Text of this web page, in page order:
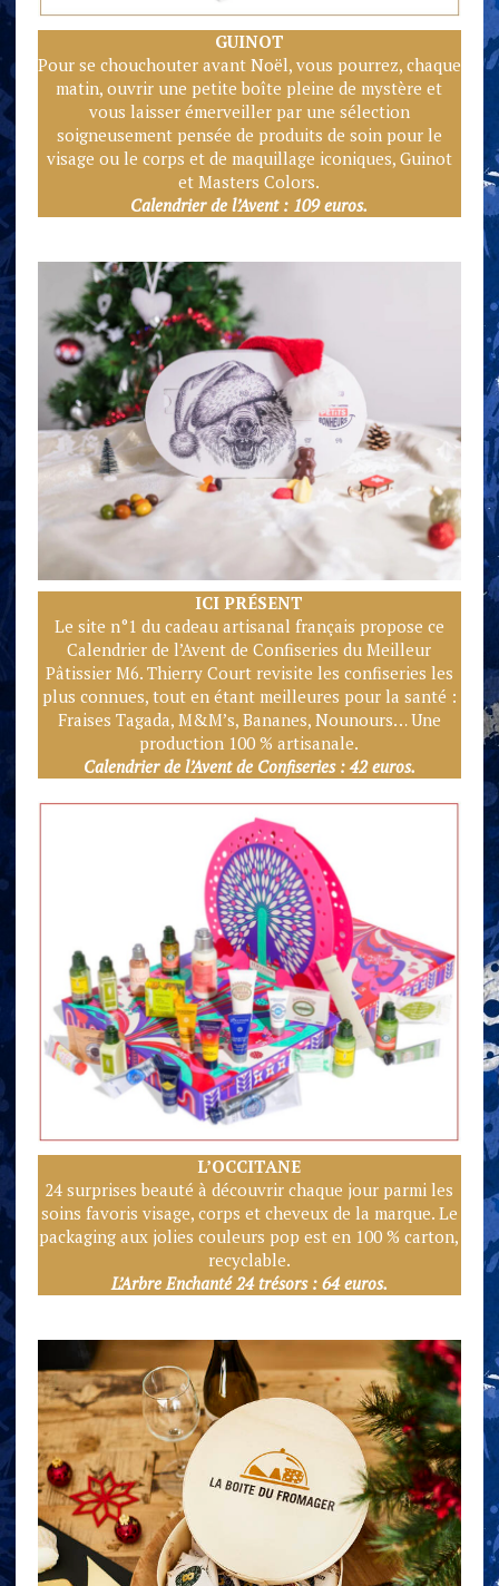
GUINOT
Pour se chouchouter avant Noël, vous pourrez, chaque
matin, ouvrir une petite boîte pleine de mystère et
vous laisser émerveiller par une sélection
soigneusement pensée de produits de soin pour le
visage ou le corps et de maquillage iconiques, Guinot
et Masters Colors.
Calendrier de l’Avent : 109 euros.
ICI PRÉSENT
Le site n°1 du cadeau artisanal français propose ce
Calendrier de l’Avent de Confiseries du Meilleur
Pâtissier M6. Thierry Court revisite les confiseries les
plus connues, tout en étant meilleures pour la santé :
Fraises Tagada, M&M’s, Bananes, Nounours… Une
production 100 % artisanale.
Calendrier de l’Avent de Confiseries : 42 euros.
L’OCCITANE
24 surprises beauté à découvrir chaque jour parmi les
soins favoris visage, corps et cheveux de la marque. Le
packaging aux jolies couleurs pop est en 100 % carton,
recyclable.
L’Arbre Enchanté 24 trésors : 64 euros.